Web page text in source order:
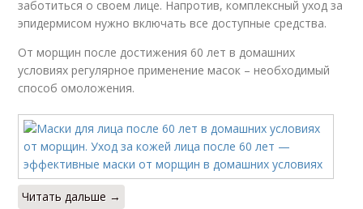
заботиться о своем лице. Напротив, комплексный уход за
эпидермисом нужно включать все доступные средства.
От морщин после достижения 60 лет в домашних
условиях регулярное применение масок – необходимый
способ омоложения.
Читать дальше →